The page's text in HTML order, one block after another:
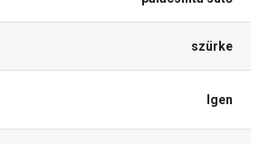
szürke
Igen